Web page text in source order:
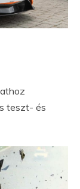
teszt- és